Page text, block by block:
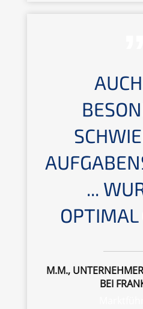
...
OPTIMAL
M.M.,
BEI